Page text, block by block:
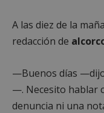
A las diez de la
redacción de
—Buenos días
—. Necesito hablar
denuncia ni una